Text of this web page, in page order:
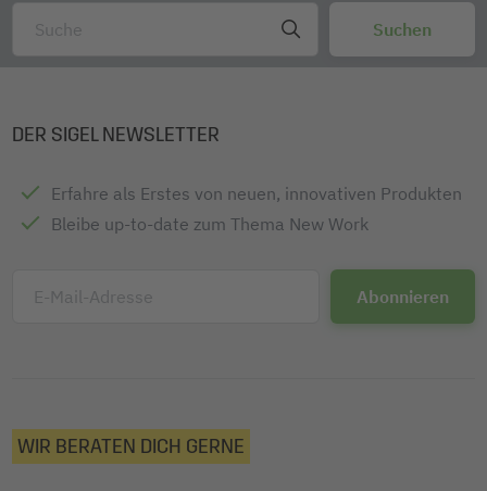
DER SIGEL NEWSLETTER
Erfahre als Erstes von neuen, innovativen Produkten
Bleibe up-to-date zum Thema New Work
E-Mail-Adresse
WIR BERATEN DICH GERNE